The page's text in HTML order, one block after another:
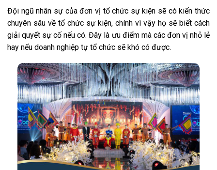
Đội ngũ nhân sự của đơn vị tổ chức sự kiện sẽ có kiến ​​thức
chuyên sâu về tổ chức sự kiện, chính vì vậy họ sẽ biết cách
giải quyết sự cố nếu có. Đây là ưu điểm mà các đơn vị nhỏ lẻ
hay nếu doanh nghiệp tự tổ chức sẽ khó có được.